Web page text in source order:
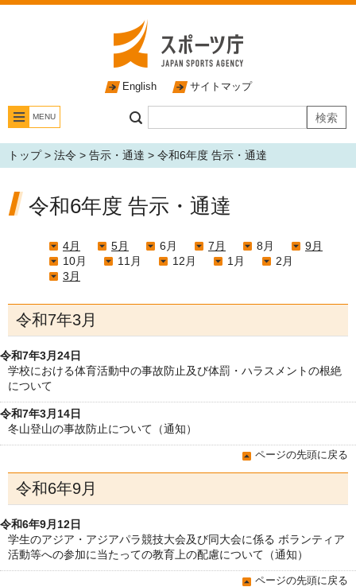
English サイトマップ
MENU
トップ> 法令 > 告示・通達 > 令和6年度 告示・通達
令和6年度 告示・通達
4月 5月 6月 7月 8月
9月
10月
11月 12月 1月
2月
3月
令和7年3月
令和7年3月24日
学校における体育活動中の事故防止及び体罰・ハラスメントの根絶
について
令和7年3月14日
冬山登山の事故防止について（通知）
ページの先頭に戻る
令和6年9月
令和6年9月12日
学生のアジア・アジアパラ競技大会及び同大会に係る ボランティア
活動等への参加に当たっての教育上の配慮について（通知）
ページの先頭に戻る